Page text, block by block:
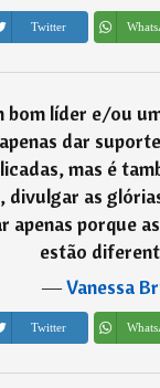
Twitter
bom líder e/ou
dar
mas é
divulgar as
apenas porque
estão
―Vanessa
Twitter